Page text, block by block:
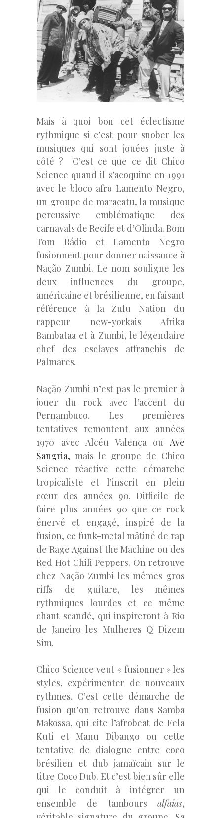
Mais à quoi bon cet éclectisme
rythmique si c’est pour snober les
musiques qui sont jouées juste à
côté ? C’est ce que ce dit Chico
Science quand il s’acoquine en 1991
avec le bloco afro Lamento Negro,
un groupe de maracatu, la musique
percussive emblématique des
carnavals de Recife et d’Olinda. Bom
Tom Rádio et Lamento Negro
fusionnent pour donner naissance à
Nação Zumbi. Le nom souligne les
deux influences du groupe,
américaine et brésilienne, en faisant
référence à la Zulu Nation du
rappeur new-yorkais Afrika
Bambataa et à Zumbi, le légendaire
chef des esclaves affranchis de
Palmares.
Nação Zumbi n’est pas le premier à
jouer du rock avec l’accent du
Pernambuco. Les premières
tentatives remontent aux années
1970 avec Alcéu Valença ou Ave
Sangria, mais le groupe de Chico
Science réactive cette démarche
tropicaliste et l’inscrit en plein
cœur des années 90. Difficile de
faire plus années 90 que ce rock
énervé et engagé, inspiré de la
fusion, ce funk-metal mâtiné de rap
de Rage Against the Machine ou des
Red Hot Chili Peppers. On retrouve
chez Nação Zumbi les mêmes gros
riffs de guitare, les mêmes
rythmiques lourdes et ce même
chant scandé, qui inspireront à Rio
de Janeiro les Mulheres Q Dizem
Sim.
Chico Science veut « fusionner » les
styles, expérimenter de nouveaux
rythmes. C’est cette démarche de
fusion qu’on retrouve dans Samba
Makossa, qui cite l’afrobeat de Fela
Kuti et Manu Dibango ou cette
tentative de dialogue entre coco
brésilien et dub jamaïcain sur le
titre Coco Dub. Et c’est bien sûr elle
qui le conduit à intégrer un
ensemble de tambours alfaias,